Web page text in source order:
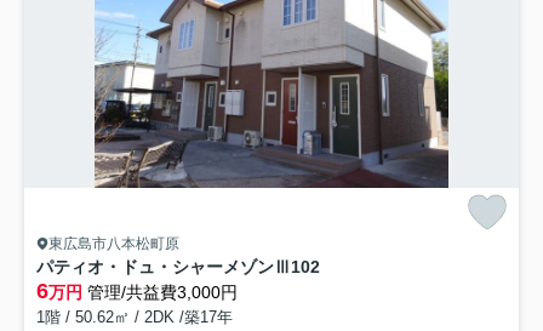
東広島市八本松町原
パティオ・ドュ・シャーメゾンⅢ102
6万円 管理/共益費3,000円
1階 / 50.62㎡ / 2DK /築17年